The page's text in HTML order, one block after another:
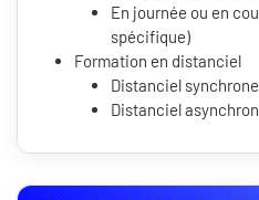
En journée ou en
spécifique)
Formation en distanciel
Distanciel synchrone
Distanciel